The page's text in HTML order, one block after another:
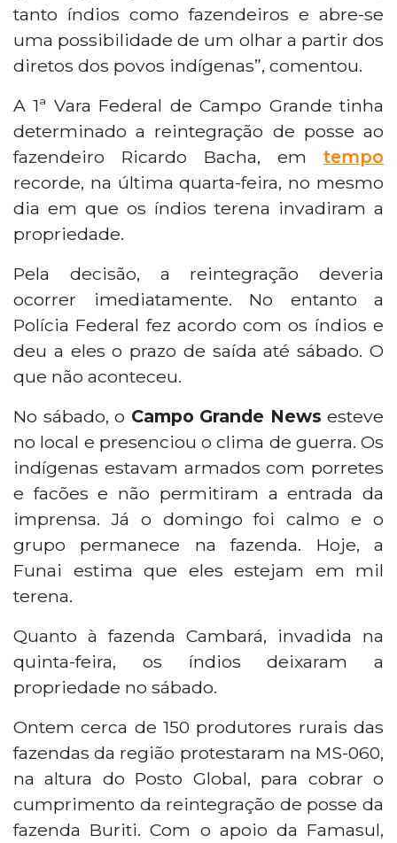
tanto índios como fazendeiros e abre-se
uma possibilidade de um olhar a partir dos
diretos dos povos indígenas”, comentou.
A 1ª Vara Federal de Campo Grande tinha
determinado a reintegração de posse ao
fazendeiro Ricardo Bacha, em tempo
recorde, na última quarta-feira, no mesmo
dia em que os índios terena invadiram a
propriedade.
Pela decisão, a reintegração deveria
ocorrer imediatamente. No entanto a
Polícia Federal fez acordo com os índios e
deu a eles o prazo de saída até sábado. O
que não aconteceu.
No sábado, o Campo Grande News esteve
no local e presenciou o clima de guerra. Os
indígenas estavam armados com porretes
e facões e não permitiram a entrada da
imprensa. Já o domingo foi calmo e o
grupo permanece na fazenda. Hoje, a
Funai estima que eles estejam em mil
terena.
Quanto à fazenda Cambará, invadida na
quinta-feira, os índios deixaram a
propriedade no sábado.
Ontem cerca de 150 produtores rurais das
fazendas da região protestaram na MS-060,
na altura do Posto Global, para cobrar o
cumprimento da reintegração de posse da
fazenda Buriti. Com o apoio da Famasul,